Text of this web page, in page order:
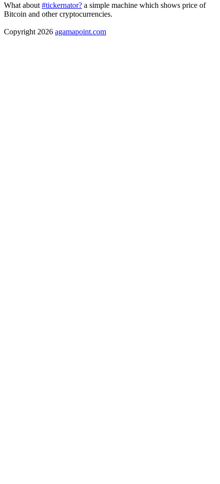
What about #tickernator? a simple machine which shows price of
Bitcoin and other cryptocurrencies.
Copyright 2026 agamapoint.com